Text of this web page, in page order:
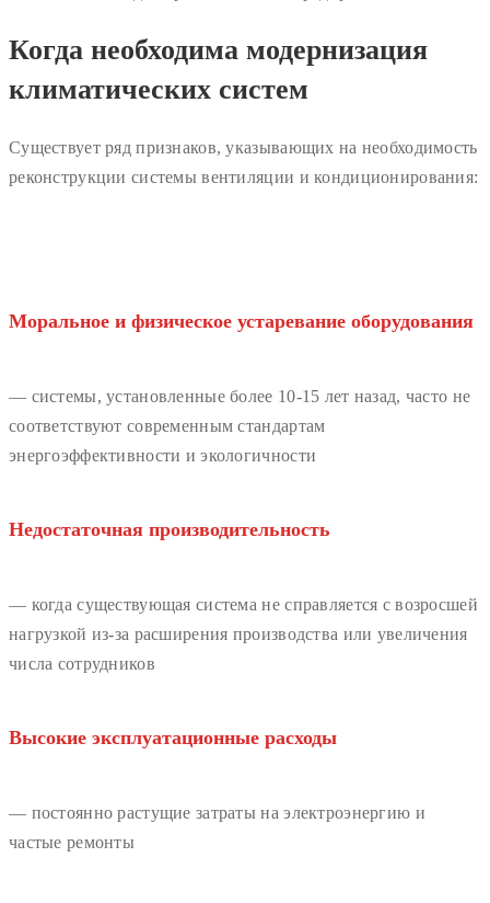
Когда необходима модернизация
климатических систем
Существует ряд признаков, указывающих на необходимость
реконструкции системы вентиляции и кондиционирования:
Моральное и физическое устаревание оборудования
— системы, установленные более 10-15 лет назад, часто не
соответствуют современным стандартам
энергоэффективности и экологичности
Недостаточная производительность
— когда существующая система не справляется с возросшей
нагрузкой из-за расширения производства или увеличения
числа сотрудников
Высокие эксплуатационные расходы
— постоянно растущие затраты на электроэнергию и
частые ремонты